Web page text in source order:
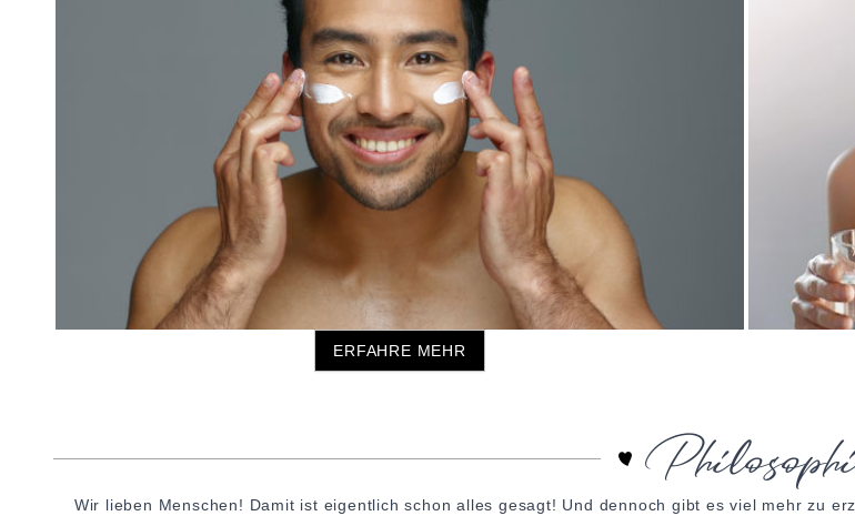
ERFAHRE MEHR
Wir lieben Menschen! Damit ist eigentlich schon alles gesagt! Und dennoch gibt es viel mehr zu